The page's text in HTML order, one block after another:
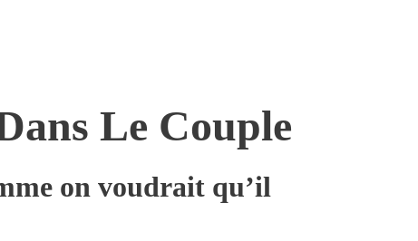
Le Couple
on voudrait qu’il